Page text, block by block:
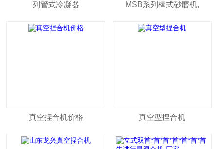
列管式冷凝器 MSB系列棒式砂磨机,
真空捏合机价格 真空型捏合机